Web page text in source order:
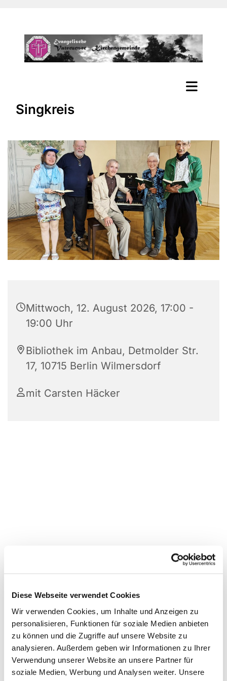
Diese Webseite verwendet Cookies
Wir verwenden Cookies, um Inhalte und Anzeigen zu
personalisieren, Funktionen für soziale Medien anbieten
zu können und die Zugriffe auf unsere Website zu
analysieren. Außerdem geben wir Informationen zu Ihrer
Verwendung unserer Website an unsere Partner für
soziale Medien, Werbung und Analysen weiter. Unsere
Singkreis
Mittwoch, 12. August 2026, 17:00 -
19:00 Uhr
Bibliothek im Anbau, Detmolder Str.
17, 10715 Berlin Wilmersdorf
mit Carsten Häcker
Dies könnte Sie auch
interessieren